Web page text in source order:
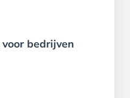
bedrijven